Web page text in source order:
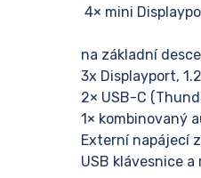
4× mini
na základní
3x Displayport, 1.2
2× USB-C
1× kombinovaný
Externí napájecí
USB klávesnice a